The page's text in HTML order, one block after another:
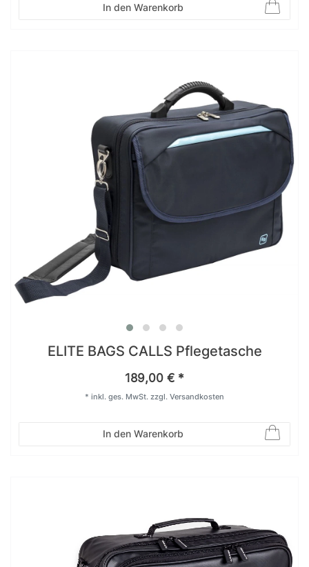
In den Warenkorb
ELITE BAGS CALLS Pflegetasche
189,00 € *
In den Warenkorb
* inkl. ges. MwSt. zzgl. Versandkosten